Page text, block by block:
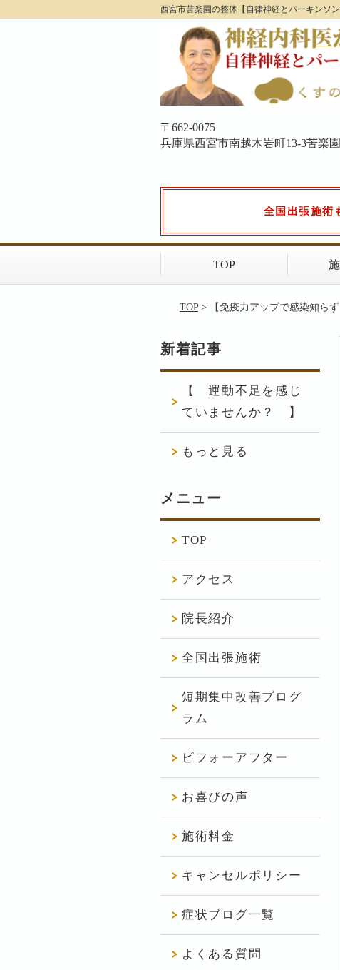
西宮市苦楽園の整体【自律神経とパーキンソ
〒662-0075
兵庫県西宮市南越木岩町13-3苦楽
全国出張施術
TOP
TOP> 【免疫力アップで感染知らず
新着記事
【 運動不足を感じ
ていませんか？ 】
もっと見る
メニュー
TOP
アクセス
院長紹介
全国出張施術
短期集中改善プログ
ラム
ビフォーアフター
お喜びの声
施術料金
キャンセルポリシー
症状ブログ一覧
よくある質問